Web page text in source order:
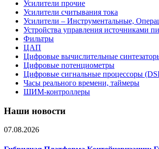
Усилители прочие
Усилители считывания тока
Усилители – Инструментальные,
Устройства управления источниками
Фильтры
ЦАП
Цифровые вычислительные
Цифровые потенциометры
Цифровые сигнальные процессоры
Часы реального времени, таймеры
ШИМ-контроллеры
Наши новости
07.08.2026